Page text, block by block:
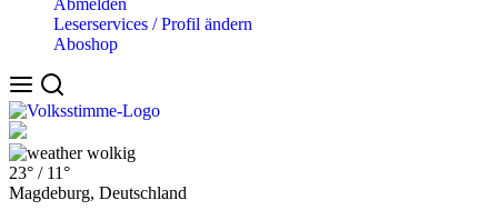
Abmelden
Leserservices / Profil ändern
Aboshop
wolkig
23° / 11°
Magdeburg, Deutschland